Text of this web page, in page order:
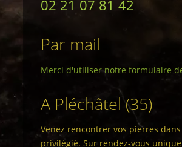
02 21 07 81 42
Par mail
Merci d'utiliser notre formulaire
A Pléchâtel (35)
Venez rencontrer vos pierres
privilégié. Sur rendez-vous